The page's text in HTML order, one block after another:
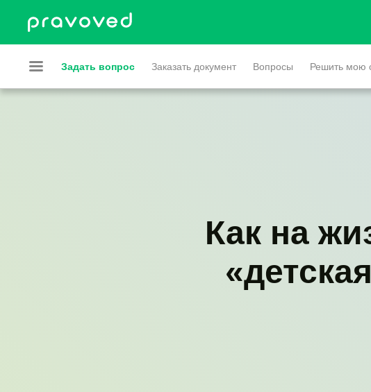
Задать вопрос Заказать документ Вопросы Решить мою
Как на